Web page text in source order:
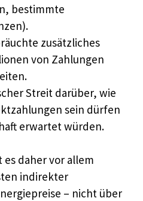
bestimmte
zusätzliches
von Zahlungen
Streit darüber, wie
sein dürfen
erwartet würden.
es daher vor allem
indirekter
– nicht über